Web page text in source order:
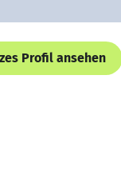
Profil ansehen